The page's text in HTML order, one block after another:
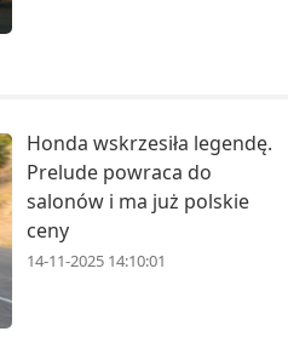
Honda wskrzesiła legendę.
Prelude powraca do
salonów i ma już polskie
ceny
14-11-2025 14:10:01